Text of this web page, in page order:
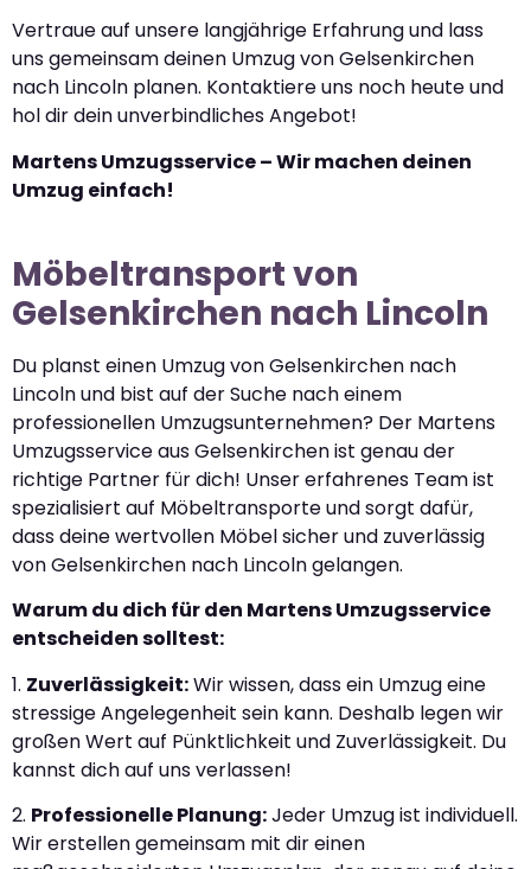
Vertraue auf unsere langjährige Erfahrung und lass
uns gemeinsam deinen Umzug von Gelsenkirchen
nach Lincoln planen. Kontaktiere uns noch heute und
hol dir dein unverbindliches Angebot!
Martens Umzugsservice – Wir machen deinen
Umzug einfach!
Möbeltransport von
Gelsenkirchen nach Lincoln
Du planst einen Umzug von Gelsenkirchen nach
Lincoln und bist auf der Suche nach einem
professionellen Umzugsunternehmen? Der Martens
Umzugsservice aus Gelsenkirchen ist genau der
richtige Partner für dich! Unser erfahrenes Team ist
spezialisiert auf Möbeltransporte und sorgt dafür,
dass deine wertvollen Möbel sicher und zuverlässig
von Gelsenkirchen nach Lincoln gelangen.
Warum du dich für den Martens Umzugsservice
entscheiden solltest:
1. Zuverlässigkeit:Wir wissen, dass ein Umzug eine
stressige Angelegenheit sein kann. Deshalb legen wir
großen Wert auf Pünktlichkeit und Zuverlässigkeit. Du
kannst dich auf uns verlassen!
2. Professionelle Planung:Jeder Umzug ist individuell.
Wir erstellen gemeinsam mit dir einen